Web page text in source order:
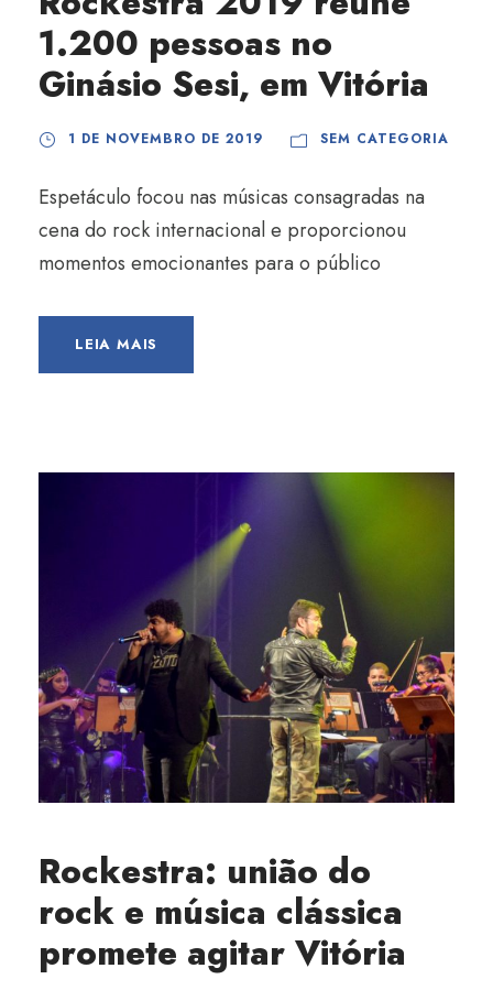
1.200 pessoas no
Ginásio Sesi, em Vitória
1 DE NOVEMBRO DE 2019 SEM CATEGORIA
Espetáculo focou nas músicas consagradas na
cena do rock internacional e proporcionou
momentos emocionantes para o público
LEIA MAIS
Rockestra: união do
rock e música clássica
promete agitar Vitória